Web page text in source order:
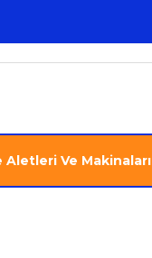
Aletleri Ve Makinaları